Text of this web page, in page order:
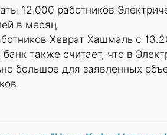
12.000 работников
в месяц.
Хеврат Хашмаль с
также считает, что в
большое для заявленных